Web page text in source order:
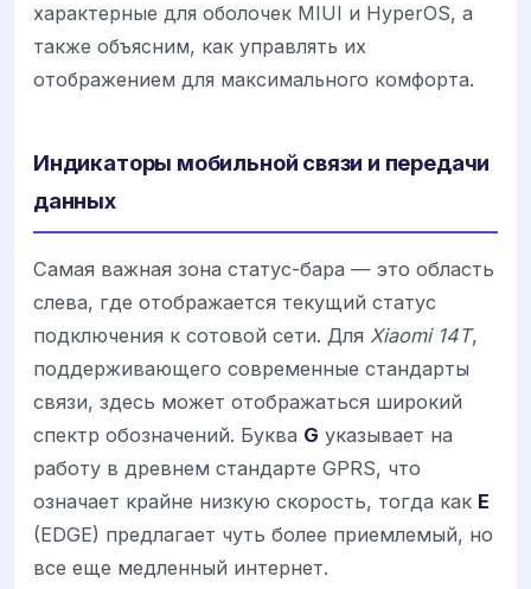
характерные для оболочек MIUI и HyperOS, а
также объясним, как управлять их
отображением для максимального комфорта.
Индикаторы мобильной связи и передачи
данных
Самая важная зона статус-бара — это область
слева, где отображается текущий статус
подключения к сотовой сети. Для Xiaomi 14T,
поддерживающего современные стандарты
связи, здесь может отображаться широкий
спектр обозначений. Буква G указывает на
работу в древнем стандарте GPRS, что
означает крайне низкую скорость, тогда как E
(EDGE) предлагает чуть более приемлемый, но
все еще медленный интернет.